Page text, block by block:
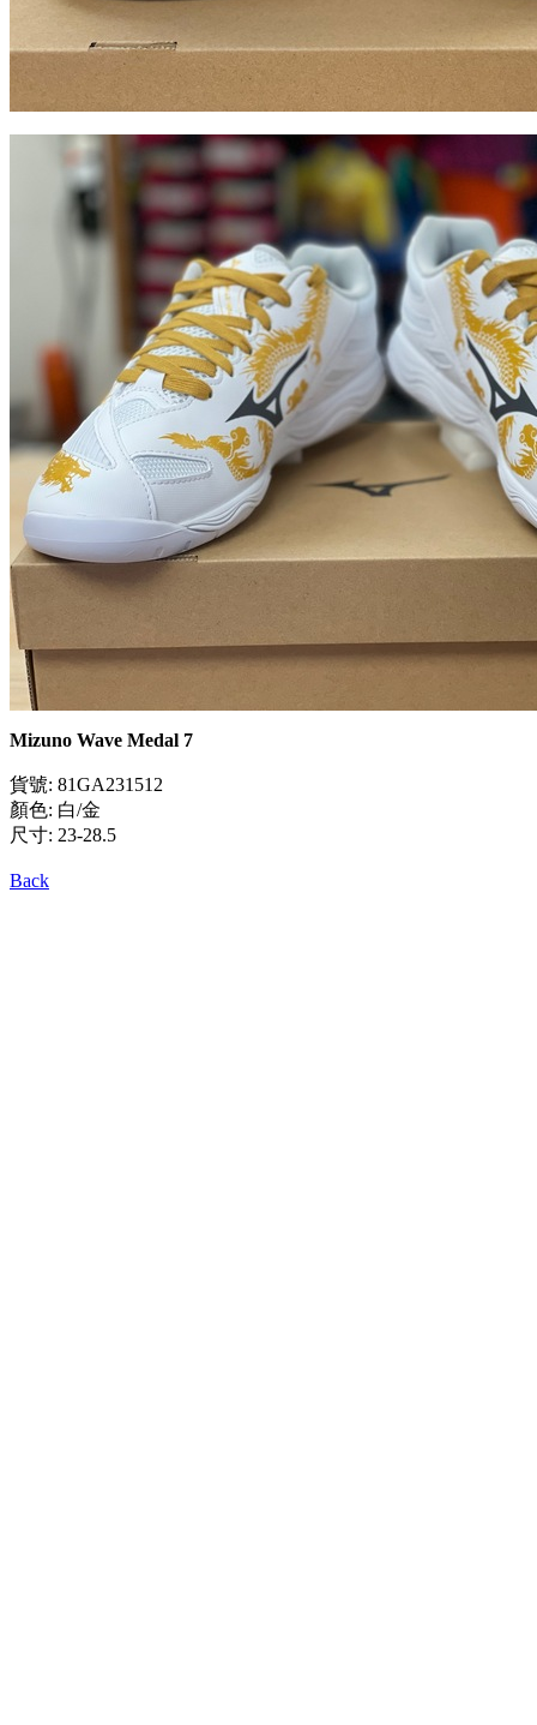
Mizuno Wave Medal 7
貨號: 81GA231512
顏色: 白/金
尺寸: 23-28.5
Back